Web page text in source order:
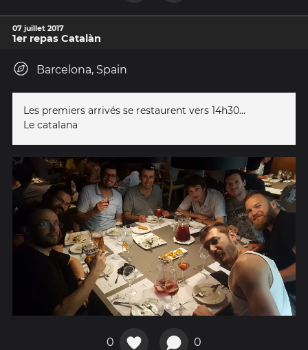
07 juillet 2017
1er repas Catalàn
Barcelona, Spain
Les premiers arrivés se restaurent vers 14h30...
Le catalana
0 0